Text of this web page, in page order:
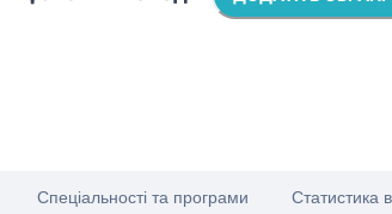
Спеціальності та програми Статистика